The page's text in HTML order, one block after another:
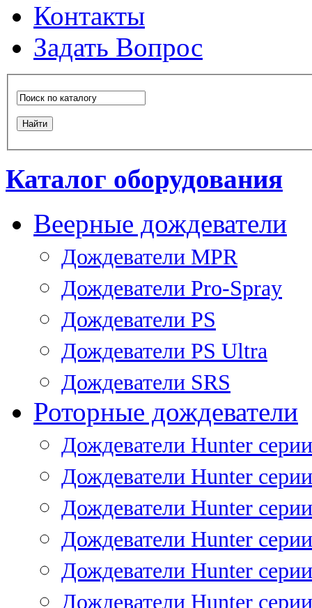
Контакты
Задать Вопрос
Каталог оборудования
Веерные дождеватели
Дождеватели MPR
Дождеватели Pro-Spray
Дождеватели PS
Дождеватели PS Ultra
Дождеватели SRS
Роторные дождеватели
Дождеватели Hunter
Дождеватели Hunter
Дождеватели Hunter
Дождеватели Hunter
Дождеватели Hunter
Дождеватели Hunter